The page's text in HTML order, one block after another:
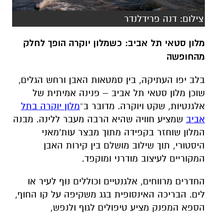
צילום: דנה פרידלנדר
מלון סטאי תל אביב: כשמלון יוקרה הופך לחלק
מהחופשה
בלב יפו העתיקה, בין סמטאות האבן ורחש הגלים,
שוכן מלון סטאי תל אביב – פנינה אמיתית של
אלגנטיות, שקט ויוקרה. מדובר ב־מלון יוקרה בתל
אביב שמציע חוויה שהיא הרבה מעבר ללינה. מבנה
המלון שוחזר בקפידה מתוך מבצר עות'מאני
היסטורי, תוך שילוב מושלם בין קירות האבן
המקוריים לעיצוב מודרני ומוקפד.
החדרים מרווחים, אלגנטיים וכוללים נוף לעיר או
לים. הבריכה האינסופית בגג משקיפה על קו החוף,
הספא המפנק מציע טיפולים לגוף ולנפש,